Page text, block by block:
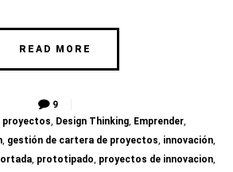
READ MORE
9
proyectos, Design Thinking, Emprender,
, gestión de cartera de proyectos, innovación,
, prototipado, proyectos de innovacion,